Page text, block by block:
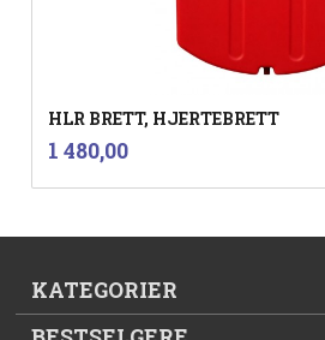
HLR BRETT, HJERTEBRETT
Pris
1 480,00
KATEGORIER